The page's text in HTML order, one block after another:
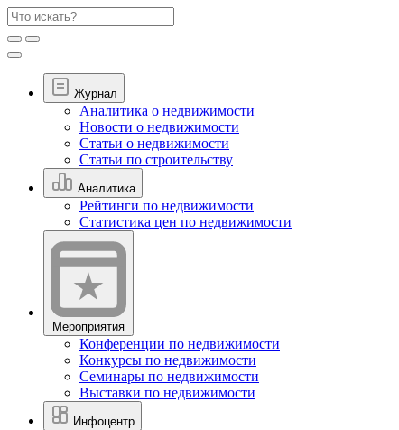
Журнал
Аналитика о недвижимости
Новости о недвижимости
Статьи о недвижимости
Статьи по строительству
Аналитика
Рейтинги по недвижимости
Статистика цен по недвижимости
Мероприятия
Конференции по недвижимости
Конкурсы по недвижимости
Семинары по недвижимости
Выставки по недвижимости
Инфоцентр